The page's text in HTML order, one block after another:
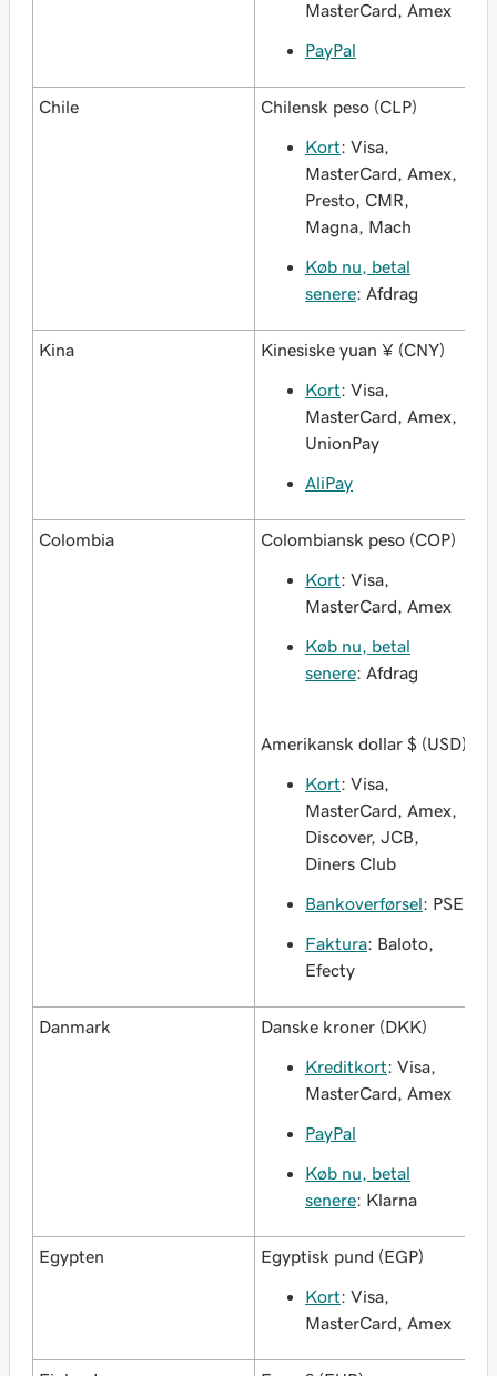
MasterCard, Amex
PayPal
Chile Chilensk peso (CLP)
Kort: Visa,
MasterCard, Amex,
Presto, CMR,
Magna, Mach
Køb nu, betal
senere: Afdrag
Kina Kinesiske yuan ¥ (CNY)
Kort: Visa,
MasterCard, Amex,
UnionPay
AliPay
Colombia Colombiansk peso (COP)
Kort: Visa,
MasterCard, Amex
Køb nu, betal
senere: Afdrag
Amerikansk dollar $ (USD)
Kort: Visa,
MasterCard, Amex,
Discover, JCB,
Diners Club
Bankoverførsel: PSE
Faktura: Baloto,
Efecty
Danmark Danske kroner (DKK)
Kreditkort: Visa,
MasterCard, Amex
PayPal
Køb nu, betal
senere: Klarna
Egypten Egyptisk pund (EGP)
Kort: Visa,
MasterCard, Amex